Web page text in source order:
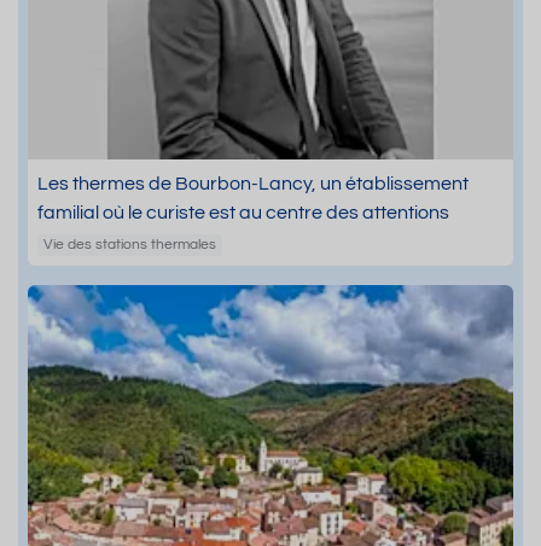
Les thermes de Bourbon-Lancy, un établissement
familial où le curiste est au centre des attentions
Vie des stations thermales